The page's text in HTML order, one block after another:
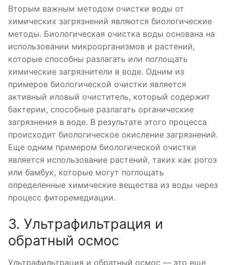
Вторым важным методом очистки воды от
химических загрязнений являются биологические
методы. Биологическая очистка воды основана на
использовании микроорганизмов и растений,
которые способны разлагать или поглощать
химические загрязнители в воде. Одним из
примеров биологической очистки является
активный иловый очиститель, который содержит
бактерии, способные разлагать органические
загрязнения в воде. В результате этого процесса
происходит биологическое окисление загрязнений.
Еще одним примером биологической очистки
является использование растений, таких как рогоз
или бамбук, которые могут поглощать
определенные химические вещества из воды через
процесс фиторемедиации.
3. Ультрафильтрация и
обратный осмос
Ультрафильтрация и обратный осмос — это еще